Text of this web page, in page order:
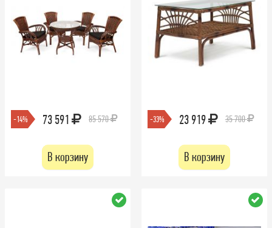
-14% 73 591 85 570
В корзину
-33% 23 919 35 700
В корзину